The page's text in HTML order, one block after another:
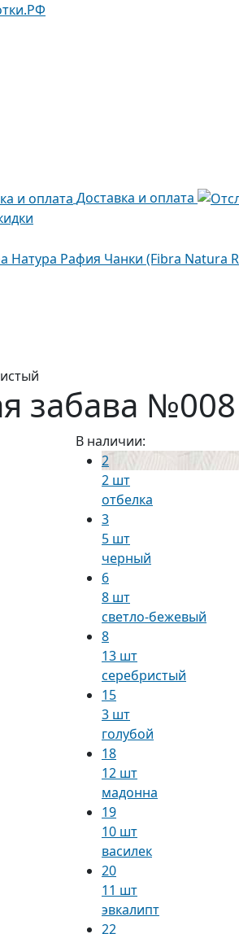
Доставка и оплата
Натура Рафия Чанки (Fibra Natura
забава
В наличии:
2
2 шт
отбелка
3
5 шт
черный
6
8 шт
светло-бежевый
8
13 шт
серебристый
15
3 шт
голубой
18
12 шт
мадонна
19
10 шт
василек
20
11 шт
эвкалипт
22